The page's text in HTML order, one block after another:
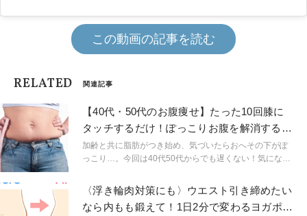
この動画の記事を読む
RELATED 関連記事
【40代・50代のお腹痩せ】たった10回膝に
タッチするだけ！ぽっこりお腹を解消する簡
単腹筋エクサ
加齢と共に脂肪がつき始め、気づいたらおへその下がぽ
っこり…。今回は40代50代からでも遅くない！気になる
す。継続することで、お腹に縦筋の入った綺麗な腹筋も
手に入ります！たった10回でOK。負荷をかけすぎずにで
きるので、腹筋運動が苦手な人も是非挑戦してみません
〈浮き輪肉対策にも〉ウエスト引き締めたい
なら内もも鍛えて！1日2分で変わるヨガポー